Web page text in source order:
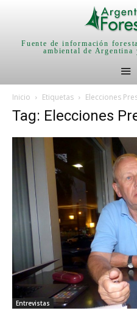
Fuente de información
ambiental de Argentina
Inicio Etiquetas Elecciones
Tag: Elecciones
Entrevistas